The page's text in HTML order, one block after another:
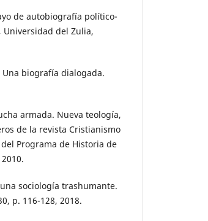
de autobiografía político-
Universidad del Zulia,
Una biografía dialogada.
armada. Nueva teología,
de la revista Cristianismo
Programa de Historia de
una sociología trashumante.
p. 116-128, 2018.